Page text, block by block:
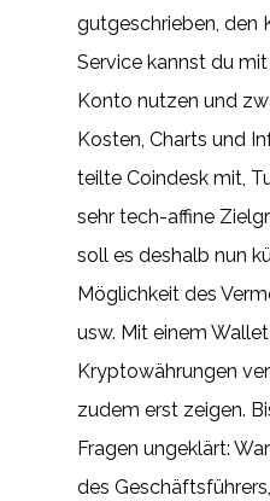
gutgeschrieben, den
Service kannst du
Konto nutzen und
Kosten, Charts und
teilte Coindesk mit,
sehr tech-affine
soll es deshalb nun
Möglichkeit des
usw. Mit einem
Kryptowährungen
zudem erst zeigen.
Fragen ungeklärt:
des